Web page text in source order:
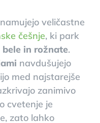
veličastne
češnje, ki park
in rožnate.
navdušujejo
med najstarejše
zanimivo
cvetenje je
zato lahko